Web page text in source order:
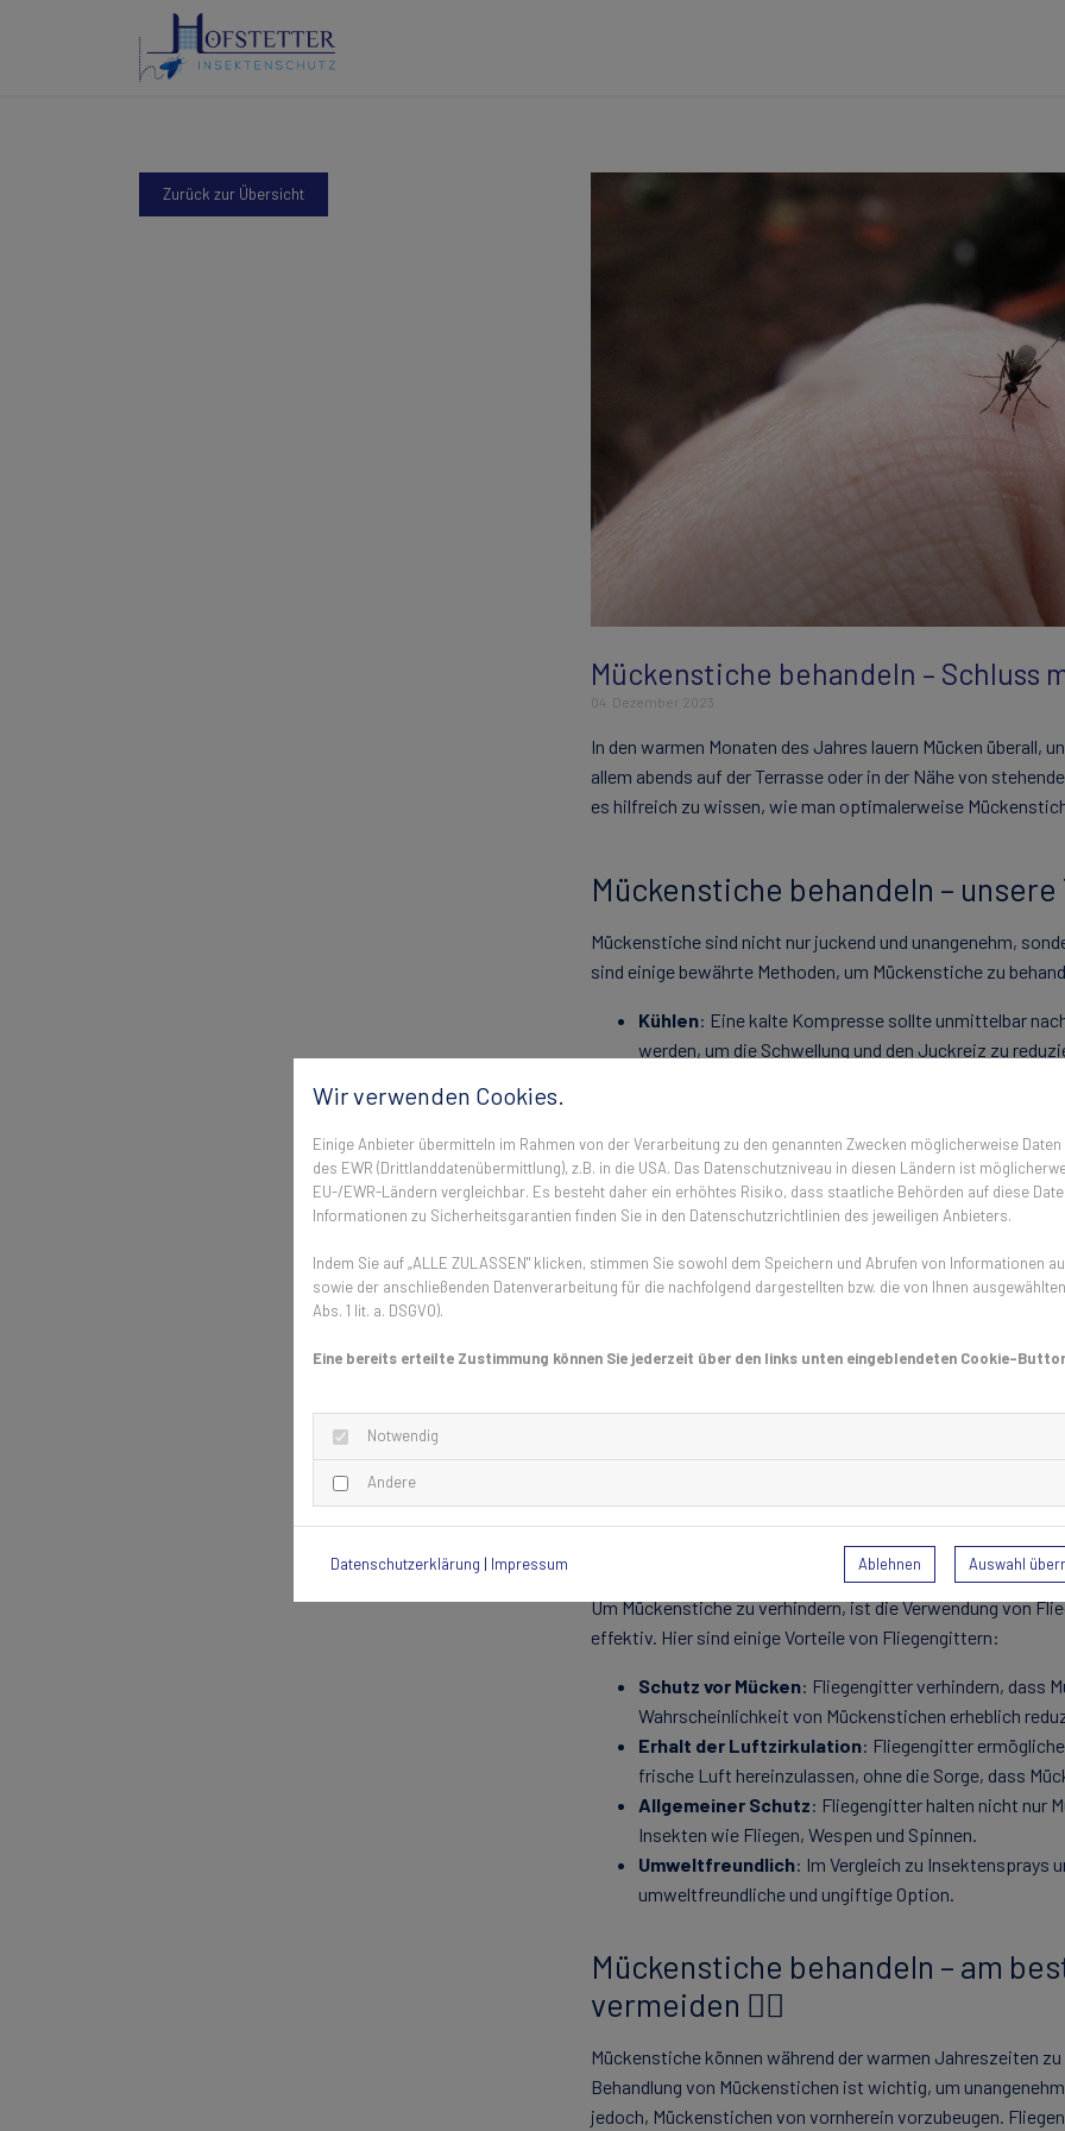
Zurück zur Übersicht
Mückenstiche behandeln – Schluss
04. Dezember 2023
In den warmen Monaten des Jahres lauern Mücken überall,
allem abends auf der Terrasse oder in der Nähe von
es hilfreich zu wissen, wie man optimalerweise
Mückenstiche behandeln –
Mückenstiche sind nicht nur juckend und unangenehm,
sind einige bewährte Methoden, um Mückenstiche zu
Kühlen: Eine kalte Kompresse sollte unmittelbar
werden, um die Schwellung und den Juckreiz zu
: Antihistaminikacremes oder -
Hautpflege : Die Anwendung einer beruhigenden
Hautfeuchtigkeit zu bewahren und Entzündungen
Nicht kratzen: Obwohl der Juckreiz verlockend
Haut weiter schädigen kann.
Was tun gegen Mücken? 🧐
Das Beste wäre natürlich gar nicht erst gestochen zu
lange, dicht gewebte Stoffe getragen werden können, gibt
Mücken. Hierbei entscheidend: Duftstoffe, denn diese
Parfüm locken Mücken an, während ätherische Öle,
Fliegengitter als
Um Mückenstiche zu verhindern, ist die Verwendung von
effektiv. Hier sind einige Vorteile von Fliegengittern:
Schutz vor Mücken: Fliegengitter verhindern, dass
Wahrscheinlichkeit von Mückenstichen erheblich
Erhalt der Luftzirkulation: Fliegengitter
frische Luft hereinzulassen, ohne die Sorge, dass
Allgemeiner Schutz: Fliegengitter halten nicht nur
Insekten wie Fliegen, Wespen und Spinnen.
Umweltfreundlich: Im Vergleich zu Insektensprays
umweltfreundliche und ungiftige Option.
Mückenstiche behandeln – am
vermeiden 🙅‍♂️
Mückenstiche können während der warmen Jahreszeiten
Behandlung von Mückenstichen ist wichtig, um
jedoch, Mückenstichen von vornherein vorzubeugen.
Wir verwenden Cookies.
Einige Anbieter übermitteln im Rahmen von der Verarbeitung zu den genannten Zwecken möglicherweise
des EWR (Drittlanddatenübermittlung), z.B. in die USA. Das Datenschutzniveau in diesen Ländern ist
EU-/EWR-Ländern vergleichbar. Es besteht daher ein erhöhtes Risiko, dass staatliche Behörden auf diese
Informationen zu Sicherheitsgarantien finden Sie in den Datenschutzrichtlinien des jeweiligen Anbieters.
Indem Sie auf „ALLE ZULASSEN" klicken, stimmen Sie sowohl dem Speichern und Abrufen von Informationen auf
sowie der anschließenden Datenverarbeitung für die nachfolgend dargestellten bzw. die von Ihnen
Abs. 1 lit. a. DSGVO).
Eine bereits erteilte Zustimmung können Sie jederzeit über den links unten eingeblendeten Cookie-
Notwendig
Andere
Datenschutzerklärung | Impressum Ablehnen Auswahl